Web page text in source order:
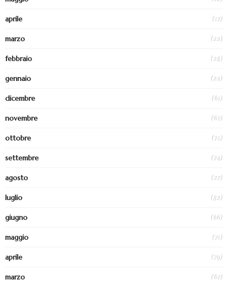
aprile (17)
marzo (22)
febbraio (28)
gennaio (22)
dicembre (61)
novembre (67)
ottobre (75)
settembre (74)
agosto (27)
luglio (82)
giugno (66)
maggio (71)
aprile (79)
marzo (67)